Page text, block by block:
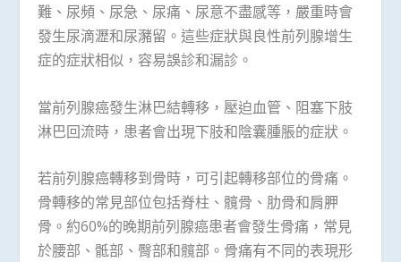
難、尿頻、尿急、尿痛、尿意不盡感等，嚴重時會
發生尿滴瀝和尿瀦留。這些症狀與良性前列腺增生
症的症狀相似，容易誤診和漏診。
當前列腺癌發生淋巴結轉移，壓迫血管、阻塞下肢
淋巴回流時，患者會出現下肢和陰囊腫脹的症狀。
若前列腺癌轉移到骨時，可引起轉移部位的骨痛。
骨轉移的常見部位包括脊柱、髖骨、肋骨和肩胛
骨。約60%的晚期前列腺癌患者會發生骨痛，常見
於腰部、骶部、臀部和髖部。骨痛有不同的表現形